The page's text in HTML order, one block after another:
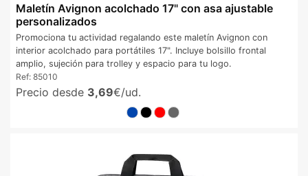
Maletín Avignon acolchado 17" con asa ajustable
personalizados
Promociona tu actividad regalando este maletín Avignon con
interior acolchado para portátiles 17". Incluye bolsillo frontal
amplio, sujeción para trolley y espacio para tu logo.
Ref: 85010
Precio desde 3,69€/ud.